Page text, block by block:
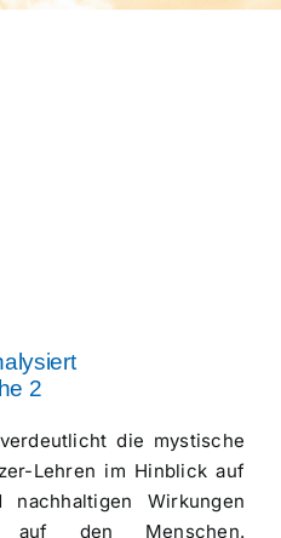
2
die mystische
Lehren im Hinblick auf
Wirkungen
auf den Menschen.